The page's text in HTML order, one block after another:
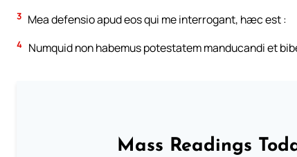
3 Mea defensio apud eos qui me interrogant, hæc est :
4 Numquid non habemus potestatem manducandi et
Mass Readings